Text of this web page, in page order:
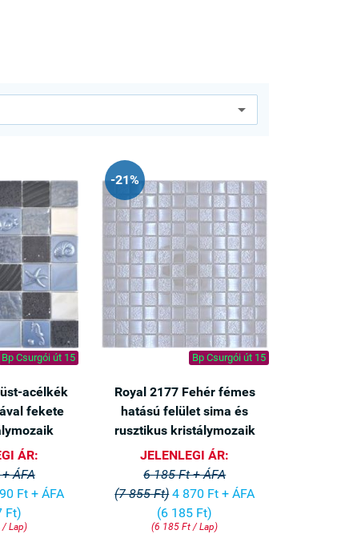
Bp Csurgói út 15
acélkék
fekete
ÁR:
ÁFA
Ft + ÁFA
Ft)
/ Lap)
-21%
Bp Csurgói út 15
Royal 2177 Fehér fémes
hatású felület sima és
rusztikus kristálymozaik
JELENLEGI ÁR:
6 185 Ft + ÁFA
(7 855 Ft) 4 870 Ft + ÁFA
(6 185 Ft)
(6 185 Ft / Lap)